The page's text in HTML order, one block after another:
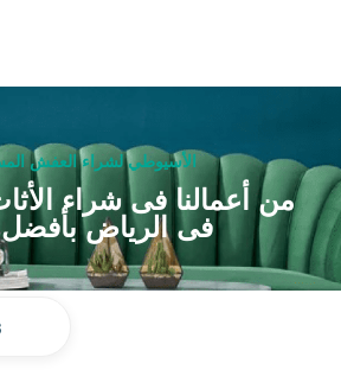
الأسيوطي لشراء العفش
من أعمالنا فى شراء
فى الرياض